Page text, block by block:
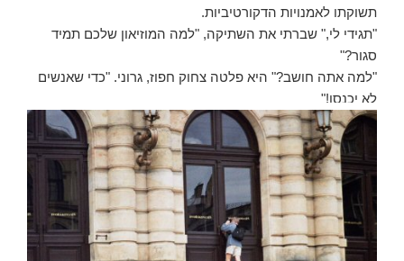
תשוקתו לאמנויות הדקורטיביות.
"תגידי לי," שברתי את השתיקה, "למה המוזיאון שלכם תמיד
סגור?"
"למה אתה חושב?" היא פלטה צחוק חפוז, גרוני. "כדי שאנשים
לא יכנסו!"